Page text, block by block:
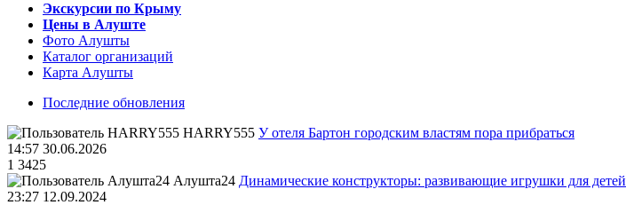
Экскурсии по Крыму
Цены в Алуште
Фото Алушты
Каталог организаций
Карта Алушты
Последние обновления
HARRY555 У отеля Бартон городским властям пора прибраться
14:57 30.06.2026
1 3425
Алушта24 Динамические конструкторы: развивающие игрушки для детей
23:27 12.09.2024